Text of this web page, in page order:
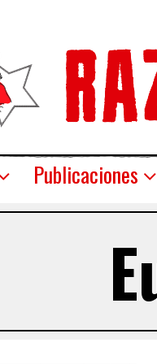
Publicaciones